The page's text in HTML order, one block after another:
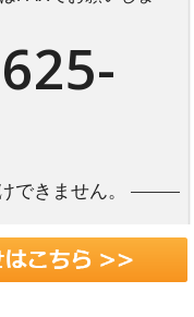
できません。